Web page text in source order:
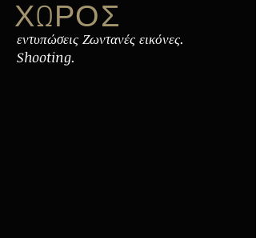
ΧΩΡΟΣ
εντυπώσεις Ζωντανές εικόνες.
Shooting.